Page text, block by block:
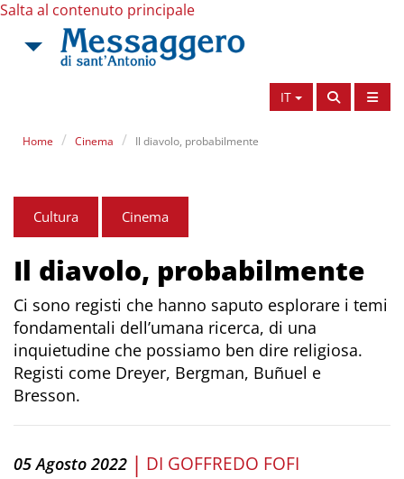
Salta al contenuto principale
IT
Home Cinema Il diavolo, probabilmente
Cultura Cinema
Il diavolo, probabilmente
Ci sono registi che hanno saputo esplorare i temi
fondamentali dell’umana ricerca, di una
inquietudine che possiamo ben dire religiosa.
Registi come Dreyer, Bergman, Buñuel e
Bresson.
05 Agosto 2022 | DI GOFFREDO FOFI